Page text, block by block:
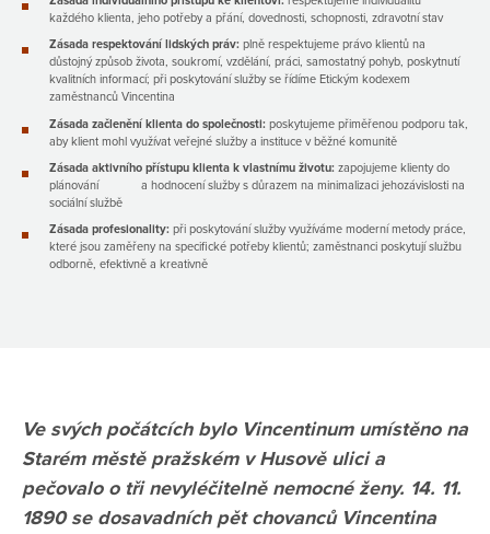
každého klienta, jeho potřeby a přání, dovednosti, schopnosti, zdravotní stav
Zásada respektování lidských práv: plně respektujeme právo klientů na
důstojný způsob života, soukromí, vzdělání, práci, samostatný pohyb, poskytnutí
kvalitních informací; při poskytování služby se řídíme Etickým kodexem
zaměstnanců Vincentina
Zásada začlenění klienta do společnosti: poskytujeme přiměřenou podporu tak,
aby klient mohl využívat veřejné služby a instituce v běžné komunitě
Zásada aktivního přístupu klienta k vlastnímu životu: zapojujeme klienty do
plánování a hodnocení služby s důrazem na minimalizaci jehozávislosti na
sociální službě
Zásada profesionality: při poskytování služby využíváme moderní metody práce,
které jsou zaměřeny na specifické potřeby klientů; zaměstnanci poskytují službu
odborně, efektivně a kreativně
Ve svých počátcích bylo Vincentinum umístěno na
Starém městě pražském v Husově ulici a
pečovalo o tři nevyléčitelně nemocné ženy. 14. 11.
1890 se dosavadních pět chovanců Vincentina